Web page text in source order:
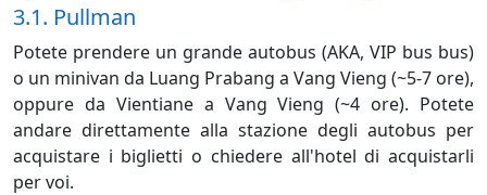
3.1. Pullman
Potete prendere un grande autobus (AKA, VIP bus bus)
o un minivan da Luang Prabang a Vang Vieng (~5-7 ore),
oppure da Vientiane a Vang Vieng (~4 ore). Potete
andare direttamente alla stazione degli autobus per
acquistare i biglietti o chiedere all'hotel di acquistarli
per voi.